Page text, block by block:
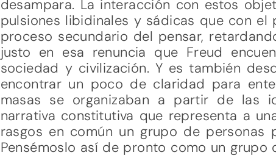
desampara. La interacción con estos
pulsiones libidinales y sádicas que con
proceso secundario del pensar,
justo en esa renuncia que Freud
sociedad y civilización. Y es también
encontrar un poco de claridad para
masas se organizaban a partir de las
narrativa constitutiva que representa a
rasgos en común un grupo de personas
Pensémoslo así de pronto como un